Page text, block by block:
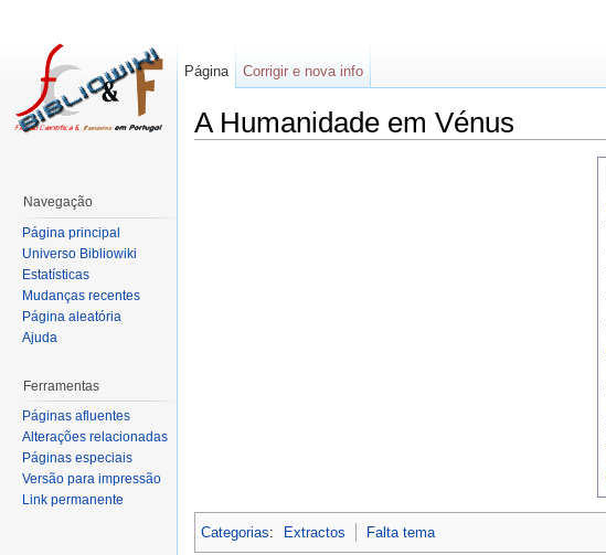
A Humanidade em Vénus
Categorias: Extractos Falta tema
Página Corrigir e nova info
Navegação
Página principal
Universo Bibliowiki
Estatísticas
Mudanças recentes
Página aleatória
Ajuda
Ferramentas
Páginas afluentes
Alterações relacionadas
Páginas especiais
Versão para impressão
Link permanente